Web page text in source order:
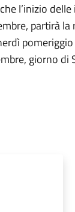
l’inizio
partirà
giorno di